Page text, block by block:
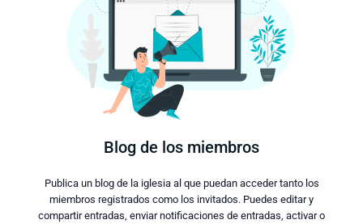
Blog de los miembros
Publica un blog de la iglesia al que puedan acceder tanto los
miembros registrados como los invitados. Puedes editar y
compartir entradas, enviar notificaciones de entradas, activar o